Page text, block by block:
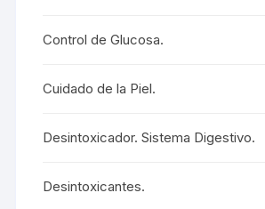
Control de Glucosa.
Cuidado de la Piel.
Desintoxicador. Sistema Digestivo.
Desintoxicantes.